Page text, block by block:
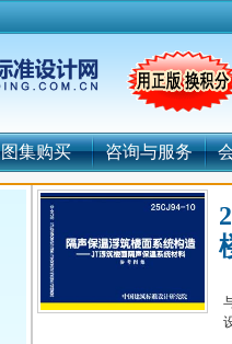
图集购买 咨询与服务